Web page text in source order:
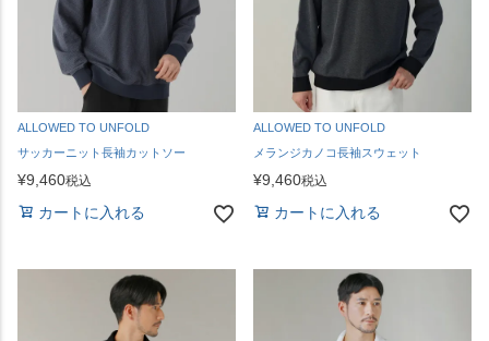
ALLOWED TO UNFOLD
サッカーニット長袖カットソー
¥9,460税込
カートに入れる
ALLOWED TO UNFOLD
メランジカノコ長袖スウェット
¥9,460税込
カートに入れる